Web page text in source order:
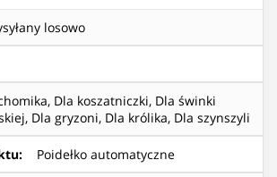
losowo
Dla koszatniczki, Dla świnki
Dla gryzoni, Dla królika, Dla szynszyli
: Poidełko automatyczne